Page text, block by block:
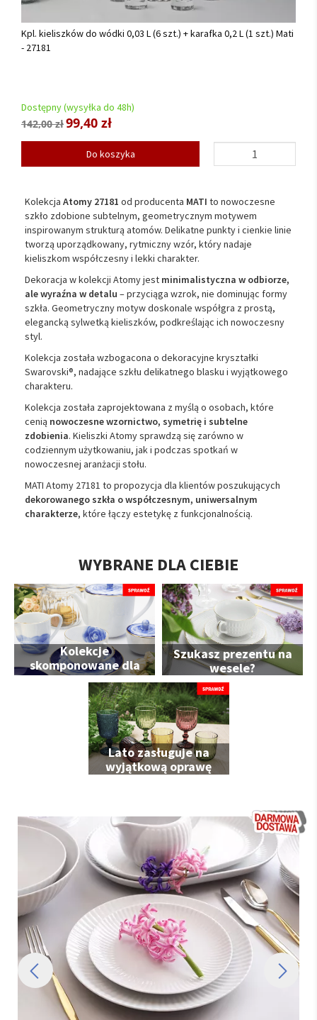
Kpl. kieliszków do wódki 0,03 L (6 szt.) + karafka 0,2 L (1 szt.) Mati
- 27181
Dostępny (wysyłka do 48h)
142,00 zł99,40 zł
Do koszyka
Kolekcja Atomy 27181 od producenta MATI to nowoczesne
szkło zdobione subtelnym, geometrycznym motywem
inspirowanym strukturą atomów. Delikatne punkty i cienkie linie
tworzą uporządkowany, rytmiczny wzór, który nadaje
kieliszkom współczesny i lekki charakter.
Dekoracja w kolekcji Atomy jest minimalistyczna w odbiorze,
ale wyraźna w detalu – przyciąga wzrok, nie dominując formy
szkła. Geometryczny motyw doskonale współgra z prostą,
elegancką sylwetką kieliszków, podkreślając ich nowoczesny
styl.
Kolekcja została wzbogacona o dekoracyjne kryształki
Swarovski®, nadające szkłu delikatnego blasku i wyjątkowego
charakteru.
Kolekcja została zaprojektowana z myślą o osobach, które
cenią nowoczesne wzornictwo, symetrię i subtelne
zdobienia. Kieliszki Atomy sprawdzą się zarówno w
codziennym użytkowaniu, jak i podczas spotkań w
nowoczesnej aranżacji stołu.
MATI Atomy 27181 to propozycja dla klientów poszukujących
dekorowanego szkła o współczesnym, uniwersalnym
charakterze, które łączy estetykę z funkcjonalnością.
WYBRANE DLA CIEBIE
Kolekcje
skomponowane dla
Ciebie
Szukasz prezentu na
wesele?
Lato zasługuje na
wyjątkową oprawę